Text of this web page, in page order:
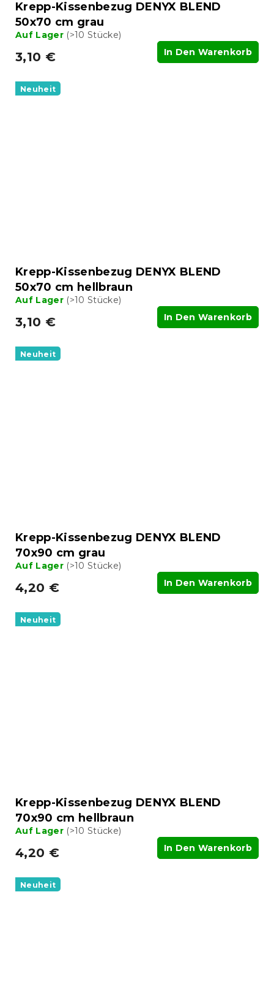
Krepp-Kissenbezug DENYX BLEND
50x70 cm grau
Auf Lager (>10 Stücke)
3,10 € In Den Warenkorb
Neuheit
Krepp-Kissenbezug DENYX BLEND
50x70 cm hellbraun
Auf Lager (>10 Stücke)
3,10 € In Den Warenkorb
Neuheit
Krepp-Kissenbezug DENYX BLEND
70x90 cm grau
Auf Lager (>10 Stücke)
4,20 € In Den Warenkorb
Neuheit
Krepp-Kissenbezug DENYX BLEND
70x90 cm hellbraun
Auf Lager (>10 Stücke)
4,20 € In Den Warenkorb
Neuheit